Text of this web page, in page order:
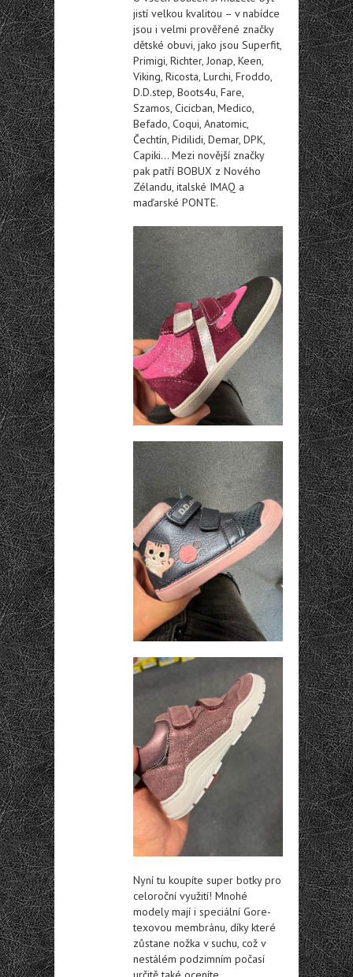
jistí velkou kvalitou – v nabídce
jsou i velmi prověřené značky
dětské obuvi, jako jsou Superfit,
Primigi, Richter, Jonap, Keen,
Viking, Ricosta, Lurchi, Froddo,
D.D.step, Boots4u, Fare,
Szamos, Cicicban, Medico,
Befado, Coqui, Anatomic,
Čechtín, Pidilidi, Demar, DPK,
Capiki… Mezi novější značky
pak patří BOBUX z Nového
Zélandu, italské IMAQ a
maďarské PONTE.
Nyní tu koupíte super botky pro
celoroční využití! Mnohé
modely mají i speciální Gore-
texovou membránu, díky které
zůstane nožka v suchu, což v
nestálém podzimním počasí